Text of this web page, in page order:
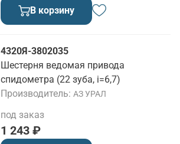
В корзину
4320Я-3802035
Шестерня ведомая привода
спидометра (22 зуба, i=6,7)
Производитель АЗ УРАЛ
1 243 ₽
под заказ